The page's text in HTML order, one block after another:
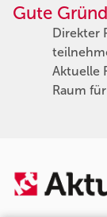
Gute
Direkter
Aktuelle
Raum